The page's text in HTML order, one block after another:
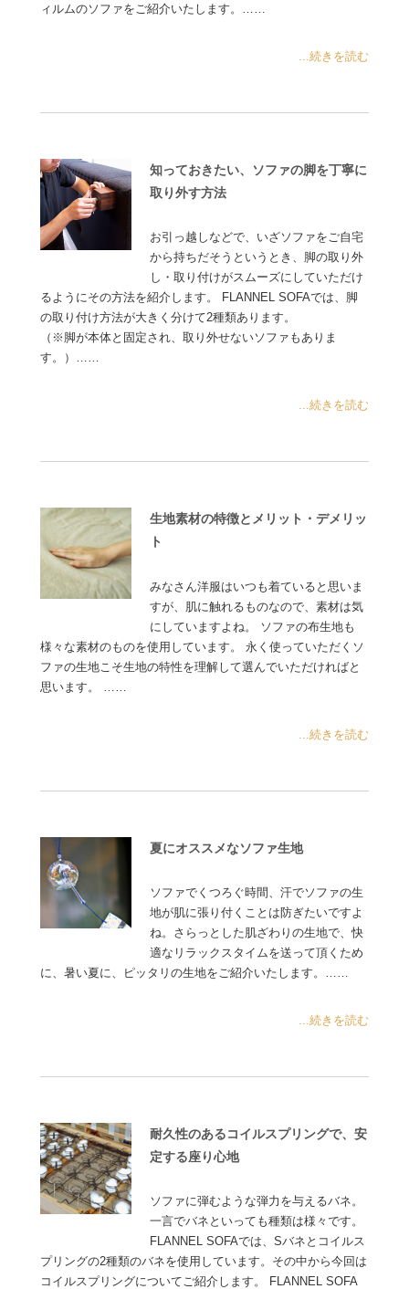
ィルムのソファをご紹介いたします。……
...続きを読む
知っておきたい、ソファの脚を丁寧に
取り外す方法
お引っ越しなどで、いざソファをご自宅
から持ちだそうというとき、脚の取り外
し・取り付けがスムーズにしていただけ
るようにその方法を紹介します。 FLANNEL SOFAでは、脚
の取り付け方法が大きく分けて2種類あります。
（※脚が本体と固定され、取り外せないソファもありま
す。）……
...続きを読む
生地素材の特徴とメリット・デメリッ
ト
みなさん洋服はいつも着ていると思いま
すが、肌に触れるものなので、素材は気
にしていますよね。 ソファの布生地も
様々な素材のものを使用しています。 永く使っていただくソ
ファの生地こそ生地の特性を理解して選んでいただければと
思います。 ……
...続きを読む
夏にオススメなソファ生地
ソファでくつろぐ時間、汗でソファの生
地が肌に張り付くことは防ぎたいですよ
ね。さらっとした肌ざわりの生地で、快
適なリラックスタイムを送って頂くため
に、暑い夏に、ピッタリの生地をご紹介いたします。……
...続きを読む
耐久性のあるコイルスプリングで、安
定する座り心地
ソファに弾むような弾力を与えるバネ。
一言でバネといっても種類は様々です。
FLANNEL SOFAでは、Sバネとコイルス
プリングの2種類のバネを使用しています。その中から今回は
コイルスプリングについてご紹介します。 FLANNEL SOFA